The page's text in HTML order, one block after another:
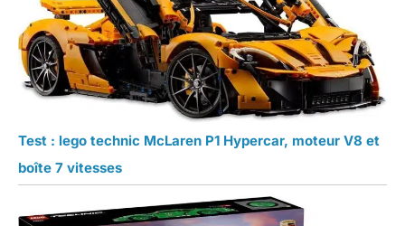
Test : lego technic McLaren P1 Hypercar, moteur V8 et
boîte 7 vitesses